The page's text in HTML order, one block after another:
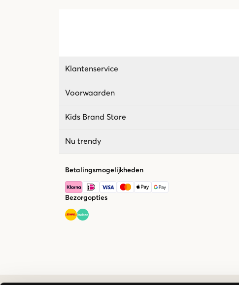
Klantenservice
Voorwaarden
Kids Brand Store
Nu trendy
Betalingsmogelijkheden
Bezorgopties